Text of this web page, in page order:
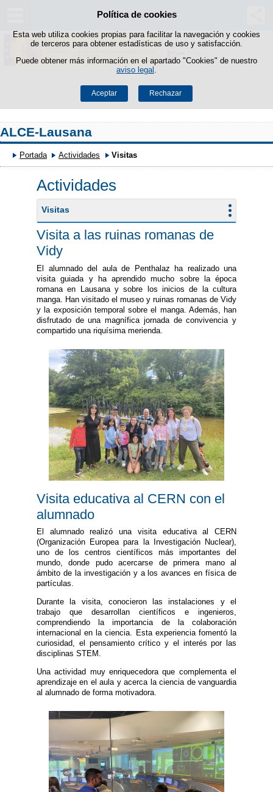
Política de cookies
Esta web utiliza cookies propias para facilitar la navegación y cookies
de terceros para obtener estadísticas de uso y satisfacción.
Puede obtener más información en el apartado "Cookies" de nuestro
aviso legal
Aceptar Rechazar
Saltar al contenido
ALCE-Lausana
Portada Actividades Visitas
Actividades
Visitas
Visita a las ruinas romanas de
Vidy
El alumnado del aula de Penthalaz ha realizado una
visita guiada y ha aprendido mucho sobre la época
romana en Lausana y sobre los inicios de la cultura
manga. Han visitado el museo y ruinas romanas de Vidy
y la exposición temporal sobre el manga. Además, han
disfrutado de una magnífica jornada de convivencia y
compartido una riquísima merienda.
Visita educativa al CERN con el
alumnado
El alumnado realizó una visita educativa al CERN
(Organización Europea para la Investigación Nuclear),
uno de los centros científicos más importantes del
mundo, donde pudo acercarse de primera mano al
ámbito de la investigación y a los avances en física de
partículas.
Durante la visita, conocieron las instalaciones y el
trabajo que desarrollan científicos e ingenieros,
comprendiendo la importancia de la colaboración
internacional en la ciencia. Esta experiencia fomentó la
curiosidad, el pensamiento crítico y el interés por las
disciplinas STEM.
Una actividad muy enriquecedora que complementa el
aprendizaje en el aula y acerca la ciencia de vanguardia
al alumnado de forma motivadora.